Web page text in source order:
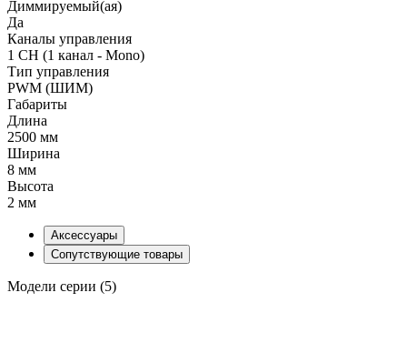
Диммируемый(ая)
Да
Каналы управления
1 CH (1 канал - Mono)
Тип управления
PWM (ШИМ)
Габариты
Длина
2500 мм
Ширина
8 мм
Высота
2 мм
Аксессуары
Сопутствующие товары
Модели серии (5)